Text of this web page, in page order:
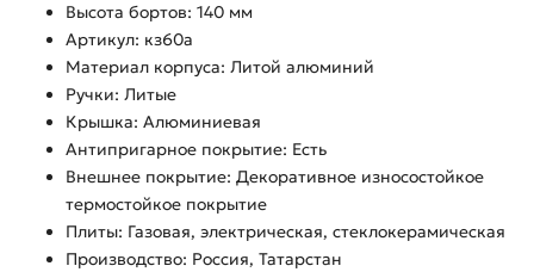
Высота бортов: 140 мм
Артикул: кз60а
Материал корпуса: Литой алюминий
Ручки: Литые
Крышка: Алюминиевая
Антипригарное покрытие: Есть
Внешнее покрытие: Декоративное износостойкое
термостойкое покрытие
Плиты: Газовая, электрическая, стеклокерамическая
Производство: Россия, Татарстан